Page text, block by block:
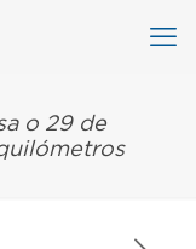
o 29 de